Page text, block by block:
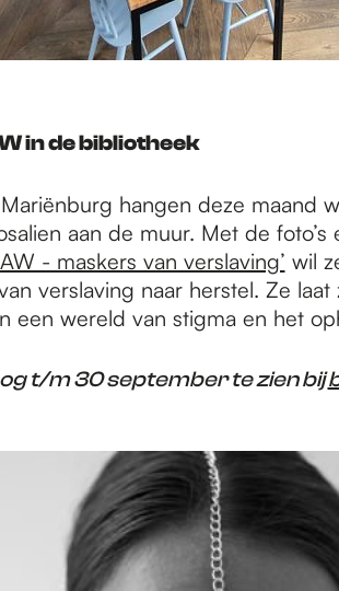
in de bibliotheek
hangen deze maand
aan de muur. Met de
- maskers van verslaving’ wil
verslaving naar herstel. Ze
een wereld van stigma en het
t/m 30 september te zien bij